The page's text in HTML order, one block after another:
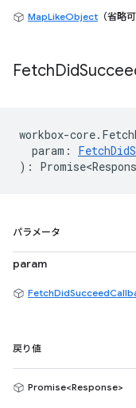
MapLikeObject （省略可
FetchDid
workbox-core.
param :
) :
パラメータ
param
戻り値
Promise<Response>